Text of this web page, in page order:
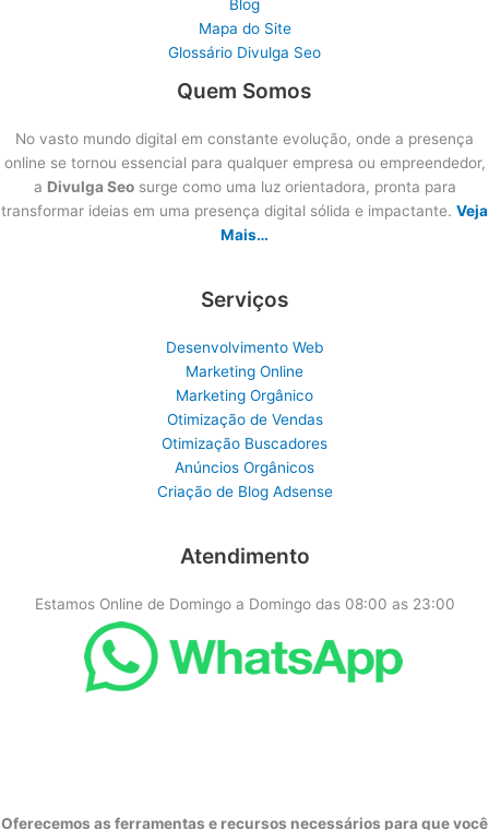
Blog
Mapa do Site
Glossário Divulga Seo
Quem Somos
No vasto mundo digital em constante evolução, onde a presença
online se tornou essencial para qualquer empresa ou empreendedor,
a Divulga Seosurge como uma luz orientadora, pronta para
transformar ideias em uma presença digital sólida e impactante. Veja
Mais…
Serviços
Desenvolvimento Web
Marketing Online
Marketing Orgânico
Otimização de Vendas
Otimização Buscadores
Anúncios Orgânicos
Criação de Blog Adsense
Atendimento
Estamos Online de Domingo a Domingo das 08:00 as 23:00
Oferecemos as ferramentas e recursos necessários para que você